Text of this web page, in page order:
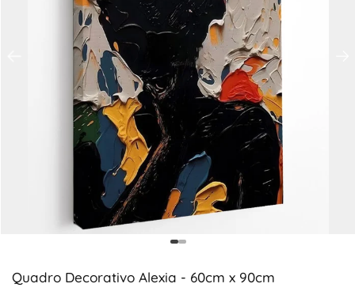
Quadro Decorativo Alexia - 60cm x 90cm